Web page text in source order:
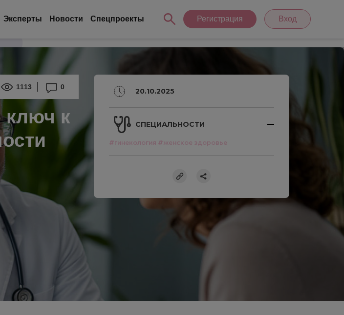
Эксперты Новости Спецпроекты Регистрация Вход
1113 0
ключ к
20.10.2025
СПЕЦИАЛЬНОСТИ
#гинекология #женское здоровье